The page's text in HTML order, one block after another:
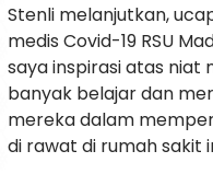
Stenli melanjutkan,
medis Covid-19 RSU
saya inspirasi atas niat
banyak belajar dan
mereka dalam
di rawat di rumah sakit